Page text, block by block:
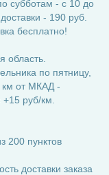
субботам - с 10 до
- 190 руб.
бесплатно!
область.
по пятницу,
км от МКАД -
руб/км.
200 пунктов
доставки заказа